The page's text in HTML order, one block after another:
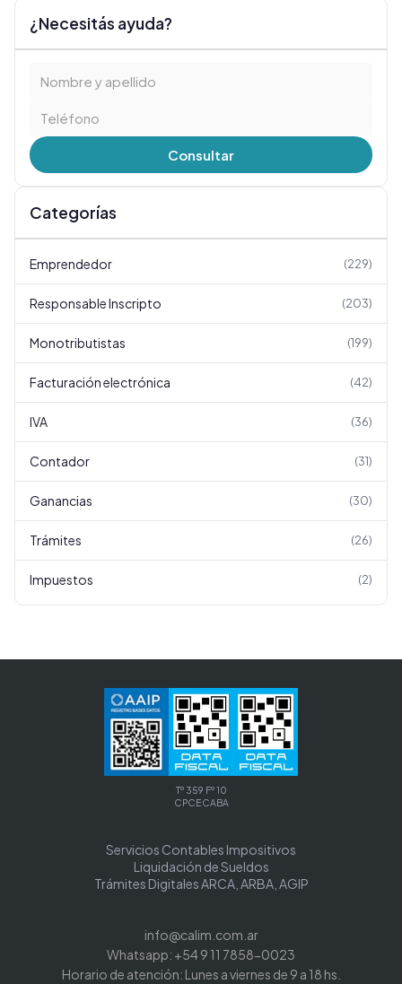
¿Necesitás ayuda?
Consultar
Categorías
Emprendedor (229)
Responsable Inscripto (203)
Monotributistas (199)
Facturación electrónica (42)
IVA (36)
Contador (31)
Ganancias (30)
Trámites (26)
Impuestos (2)
Tº 359 Fº 10
CPCECABA
Servicios Contables Impositivos
Liquidación de Sueldos
Trámites Digitales ARCA, ARBA, AGIP
info@calim.com.ar
Whatsapp: +54 9 11 7858-0023
Horario de atención: Lunes a viernes de 9 a 18 hs.